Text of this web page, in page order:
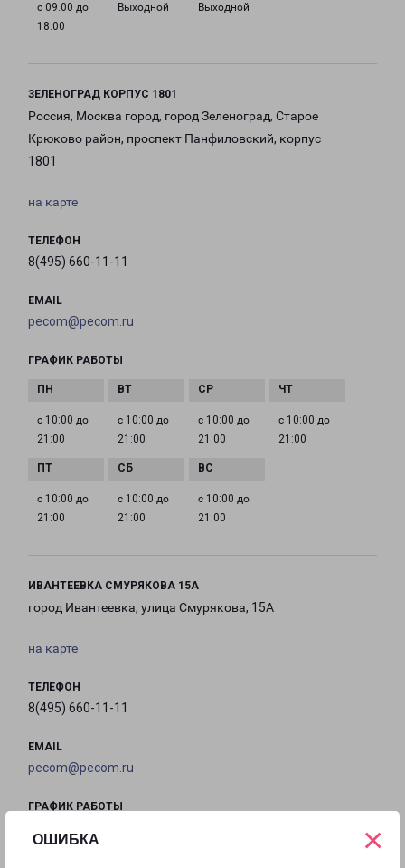
ОШИБКА ×
с 09:00 до
18:00
Выходной Выходной
ЗЕЛЕНОГРАД КОРПУС 1801
Россия, Москва город, город Зеленоград, Старое
Крюково район, проспект Панфиловский, корпус
1801
на карте
ТЕЛЕФОН
8(495) 660-11-11
EMAIL
pecom@pecom.ru
ГРАФИК РАБОТЫ
с 10:00 до
21:00
с 10:00 до
21:00
с 10:00 до
21:00
с 10:00 до
21:00
с 10:00 до
21:00
с 10:00 до
21:00
с 10:00 до
21:00
ИВАНТЕЕВКА СМУРЯКОВА 15А
город Ивантеевка, улица Смурякова, 15А
на карте
ТЕЛЕФОН
8(495) 660-11-11
EMAIL
pecom@pecom.ru
ГРАФИК РАБОТЫ